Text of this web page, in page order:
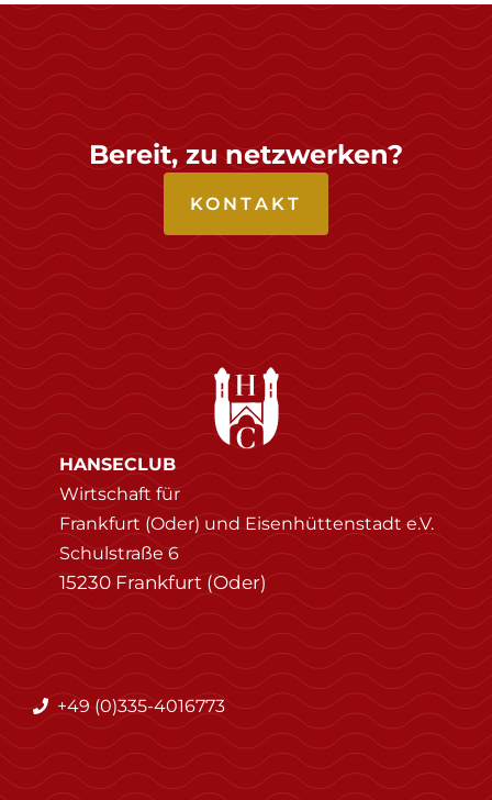
Bereit, zu netzwerken?
KONTAKT
HANSECLUB
Wirtschaft für
Frankfurt (Oder) und Eisenhüttenstadt e.V.
Schulstraße 6
15230 Frankfurt (Oder)
+49 (0)335-4016773